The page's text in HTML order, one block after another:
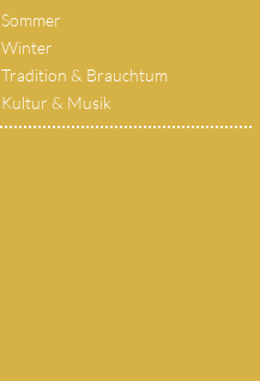
Sommer
Winter
Tradition & Brauchtum
Kultur & Musik